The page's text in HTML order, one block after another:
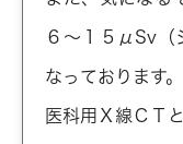
６～１５μSv（
なっております。
医科用Ｘ線ＣＴ